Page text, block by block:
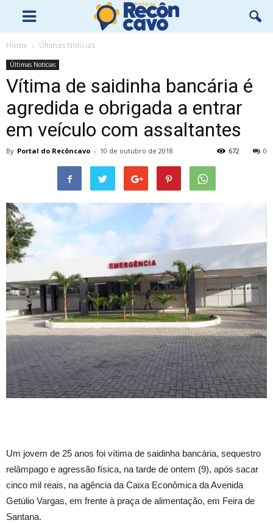
Home Últimas Notícias
Últimas Notícias
Vítima de saidinha bancária é
agredida e obrigada a entrar
em veículo com assaltantes
By Portal do Recôncavo - 10 de outubro de 2018 0
672
Um jovem de 25 anos foi vítima de saidinha bancária, sequestro
relâmpago e agressão física, na tarde de ontem (9), após sacar
cinco mil reais, na agência da Caixa Econômica da Avenida
Getúlio Vargas, em frente à praça de alimentação, em Feira de
Santana.